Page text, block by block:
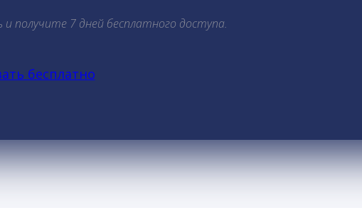
и получите 7 дней бесплатного доступа.
бесплатно